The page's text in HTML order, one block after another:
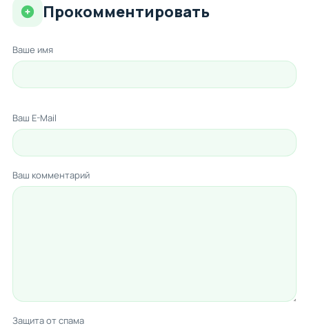
Прокомментировать
Ваше имя
Ваш E-Mail
Ваш комментарий
Защита от спама